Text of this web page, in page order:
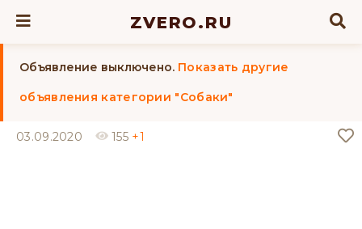
ZVERO.RU
Объявление выключено. Показать другие
объявления категории "Собаки"
03.09.2020 155 +1